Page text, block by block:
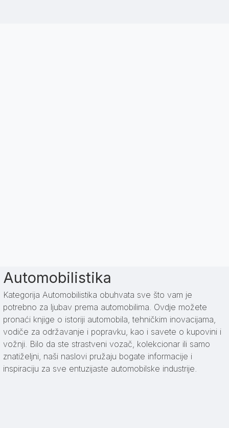
Automobilistika
Kategorija Automobilistika obuhvata sve što vam je
potrebno za ljubav prema automobilima. Ovdje možete
pronaći knjige o istoriji automobila, tehničkim inovacijama,
vodiče za održavanje i popravku, kao i savete o kupovini i
vožnji. Bilo da ste strastveni vozač, kolekcionar ili samo
znatiželjni, naši naslovi pružaju bogate informacije i
inspiraciju za sve entuzijaste automobilske industrije.